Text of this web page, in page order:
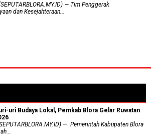
— Tim Penggerak
dan Kesejahteraan...
uri Budaya Lokal, Pemkab Blora Gelar Ruwatan
— Pemerintah Kabupaten Blora